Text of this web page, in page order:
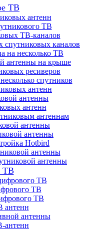
ТВ
антенн
ТВ
ТВ-каналов
спутниковых каналов
на несколько ТВ
антенны на крыше
ресиверов
спутников
антенн
антенны
антенн
антеннам
антенны
антенны
Hotbird
антенны
антенны
ТВ
ТВ
ТВ
ТВ
антенн
антенны
антенн